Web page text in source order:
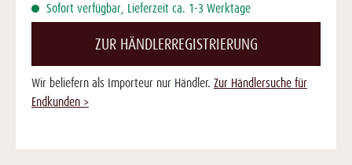
Sofort verfügbar, Lieferzeit ca. 1-3 Werktage
ZUR HÄNDLERREGISTRIERUNG
Wir beliefern als Importeur nur Händler. Zur Händlersuche für
Endkunden >